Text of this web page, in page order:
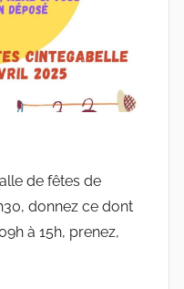
de fêtes de
donnez ce dont
à 15h, prenez,